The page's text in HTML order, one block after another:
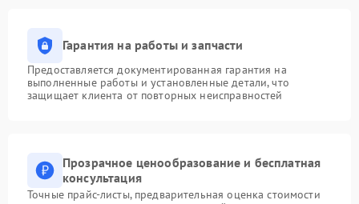
Гарантия на работы и запчасти
Предоставляется документированная гарантия на
выполненные работы и установленные детали, что
защищает клиента от повторных неисправностей
Прозрачное ценообразование и бесплатная
консультация
Точные прайс-листы, предварительная оценка стоимости